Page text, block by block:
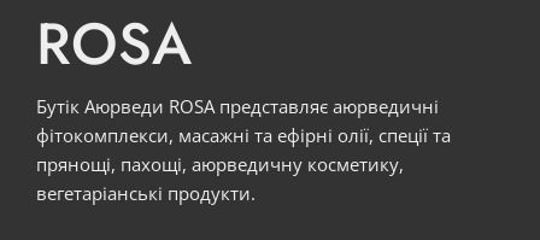
ROSA
Бутік Аюрведи ROSA представляє аюрведичні
фітокомплекси, масажні та ефірні олії, спеції та
прянощі, пахощі, аюрведичну косметику,
вегетаріанські продукти.